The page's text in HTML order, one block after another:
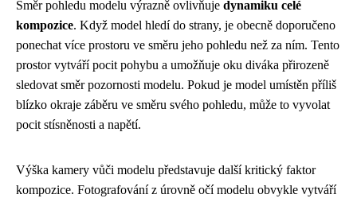
Směr pohledu modelu výrazně ovlivňuje dynamiku celé
kompozice. Když model hledí do strany, je obecně doporučeno
ponechat více prostoru ve směru jeho pohledu než za ním. Tento
prostor vytváří pocit pohybu a umožňuje oku diváka přirozeně
sledovat směr pozornosti modelu. Pokud je model umístěn příliš
blízko okraje záběru ve směru svého pohledu, může to vyvolat
pocit stísněnosti a napětí.
Výška kamery vůči modelu představuje další kritický faktor
kompozice. Fotografování z úrovně očí modelu obvykle vytváří